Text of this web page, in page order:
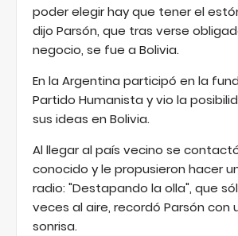
poder elegir hay que tener el
dijo Parsón, que tras verse
negocio, se fue a Bolivia.
En la Argentina participó en la
Partido Humanista y vio la
sus ideas en Bolivia.
Al llegar al país vecino se
conocido y le propusieron hacer
radio: "Destapando la olla", que
veces al aire, recordó Parsón con
sonrisa.